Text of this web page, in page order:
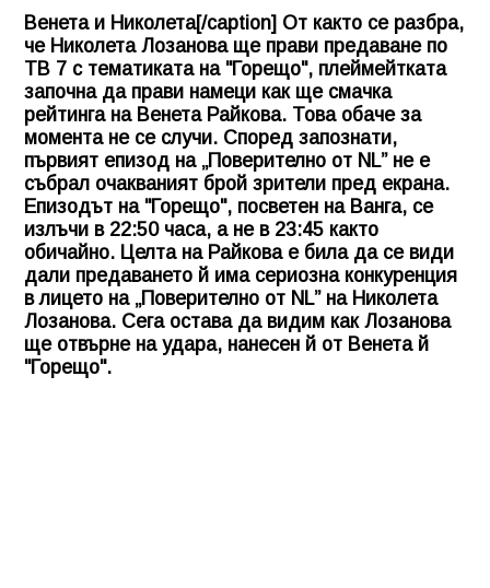
Венета и Николета[/caption] От както се разбра,
че Николета Лозанова ще прави предаване по
ТВ 7 с тематиката на "Горещо", плеймейтката
започна да прави намеци как ще смачка
рейтинга на Венета Райкова. Това обаче за
момента не се случи. Според запознати,
първият епизод на „Поверително от NL” не е
събрал очакваният брой зрители пред екрана.
Епизодът на "Горещо", посветен на Ванга, се
излъчи в 22:50 часа, а не в 23:45 както
обичайно. Целта на Райкова е била да се види
дали предаването й има сериозна конкуренция
в лицето на „Поверително от NL” на Николета
Лозанова. Сега остава да видим как Лозанова
ще отвърне на удара, нанесен й от Венета й
"Горещо".